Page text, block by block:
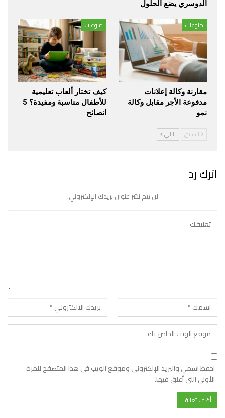
الدوسري يضع الحلول
منوعات
مقارنة وكالة إعلانات
مدفوعة الأجر مقابل وكالة
نمو
منوعات
كيف تختار ألعاب تعليمية
للأطفال مناسبة ومفيدة؟ 5
انصائح
السابق التالي
اترك رد
لن يتم نشر عنوان بريدك الإلكتروني.
احفظ اسمي والبريد الإلكتروني وموقع الويب في هذا المتصفح للمرة
الأولى التي أعلق فيها.